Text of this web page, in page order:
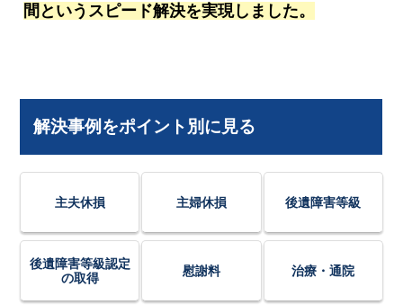
間というスピード解決を実現しました。
解決事例をポイント別に見る
主夫休損 主婦休損 後遺障害等級
後遺障害等級認定
の取得
慰謝料 治療・通院